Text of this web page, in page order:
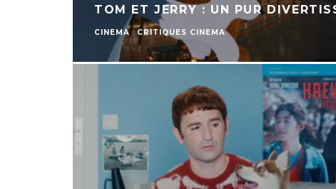
TOM ET JERRY : UN PUR
CINEMA CRITIQUES CINEMA